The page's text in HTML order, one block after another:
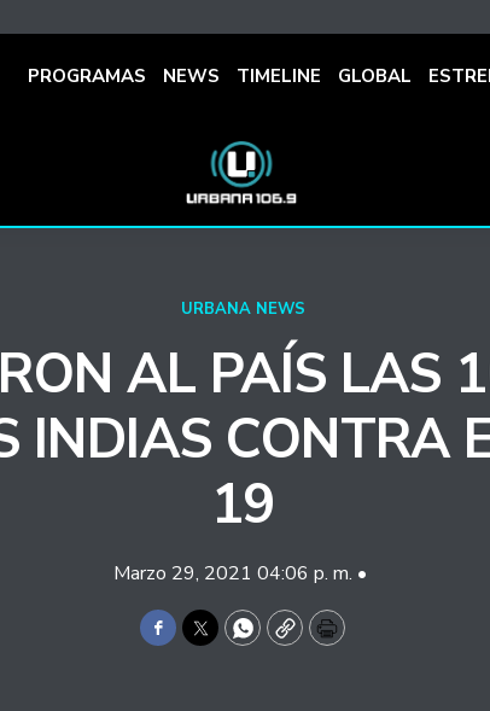
PROGRAMAS NEWS TIMELINE GLOBAL
URBANA NEWS
AL PAÍS LAS
INDIAS CONTRA
19
Marzo 29, 2021 04:06 p. m. •
Facebook
TwitterWhatsApp
CopyPrint